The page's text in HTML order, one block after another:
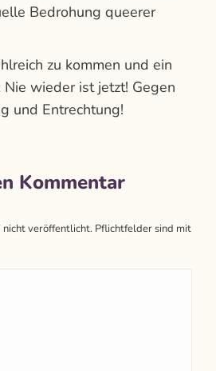
Bedrohung queerer
zu kommen und ein
Nie wieder ist jetzt! Gegen
und Entrechtung!
Kommentar
veröffentlicht. Pflichtfelder sind mit